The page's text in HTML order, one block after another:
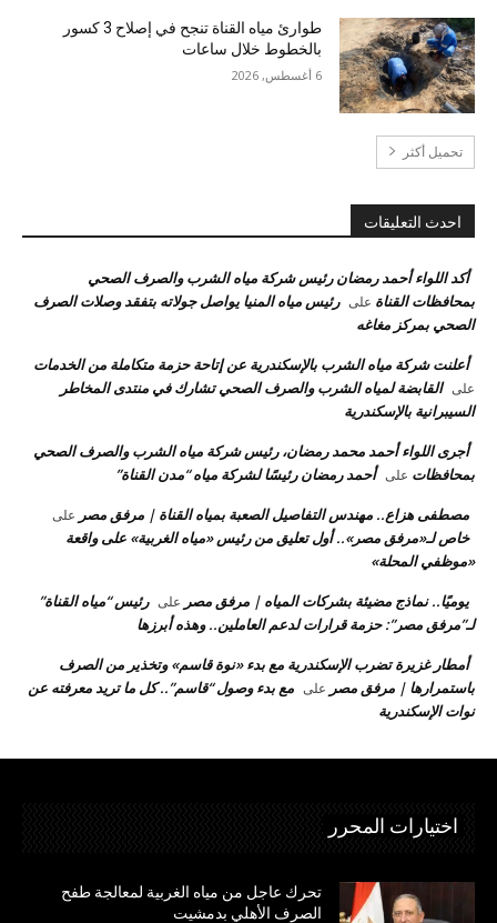
طوارئ مياه القناة تنجح في إصلاح 3 كسور
بالخطوط خلال ساعات
6 أغسطس, 2026
تحميل أكثر
احدث التعليقات
أكد اللواء أحمد رمضان رئيس شركة مياه الشرب والصرف الصحي
بمحافظات القناة على رئيس مياه المنيا يواصل جولاته بتفقد وصلات الصرف
الصحي بمركز مغاغه
أعلنت شركة مياه الشرب بالإسكندرية عن إتاحة حزمة متكاملة من الخدمات
على القابضة لمياه الشرب والصرف الصحي تشارك في منتدى المخاطر
السيبرانية بالإسكندرية
أجرى اللواء أحمد محمد رمضان، رئيس شركة مياه الشرب والصرف الصحي
بمحافظات على أحمد رمضان رئيسًا لشركة مياه “مدن القناة”
مصطفى هزاع.. مهندس التفاصيل الصعبة بمياه القناة | مرفق مصر على
خاص لـ«مرفق مصر».. أول تعليق من رئيس «مياه الغربية» على واقعة
«موظفي المحلة»
يوميًا.. نماذج مضيئة بشركات المياه | مرفق مصر على رئيس “مياه القناة”
لـ”مرفق مصر”: حزمة قرارات لدعم العاملين.. وهذه أبرزها
أمطار غزيرة تضرب الإسكندرية مع بدء «نوة قاسم» وتخذير من الصرف
باستمرارها | مرفق مصر على مع بدء وصول “قاسم”.. كل ما تريد معرفته عن
نوات الإسكندرية
اختيارات المحرر
تحرك عاجل من مياه الغربية لمعالجة طفح
الصرف الأهلي بدمشيت